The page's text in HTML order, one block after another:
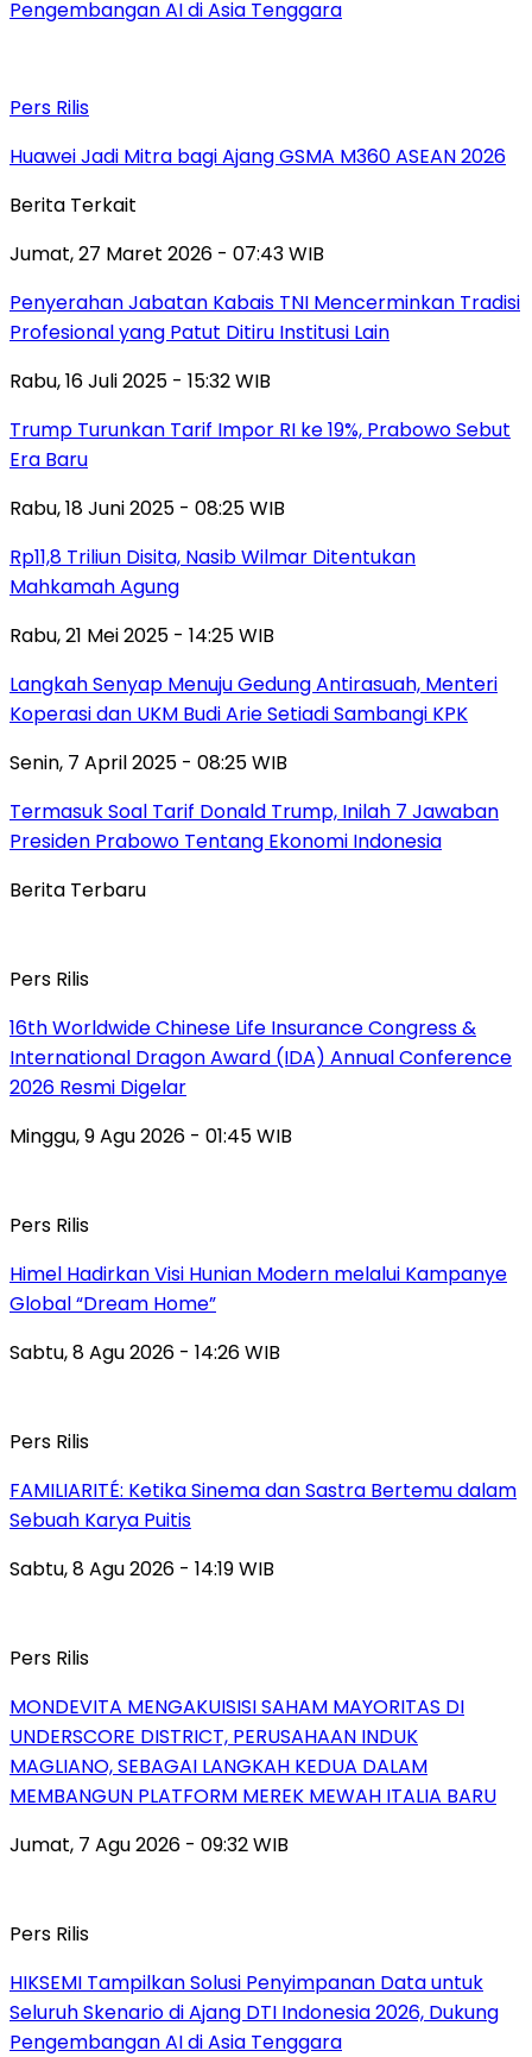
Pengembangan AI di Asia Tenggara
Pers Rilis
Huawei Jadi Mitra bagi Ajang GSMA M360 ASEAN 2026
Berita Terkait
Jumat, 27 Maret 2026 - 07:43 WIB
Penyerahan Jabatan Kabais TNI Mencerminkan Tradisi
Profesional yang Patut Ditiru Institusi Lain
Rabu, 16 Juli 2025 - 15:32 WIB
Trump Turunkan Tarif Impor RI ke 19%, Prabowo Sebut
Era Baru
Rabu, 18 Juni 2025 - 08:25 WIB
Rp11,8 Triliun Disita, Nasib Wilmar Ditentukan
Mahkamah Agung
Rabu, 21 Mei 2025 - 14:25 WIB
Langkah Senyap Menuju Gedung Antirasuah, Menteri
Koperasi dan UKM Budi Arie Setiadi Sambangi KPK
Senin, 7 April 2025 - 08:25 WIB
Termasuk Soal Tarif Donald Trump, Inilah 7 Jawaban
Presiden Prabowo Tentang Ekonomi Indonesia
Berita Terbaru
Pers Rilis
16th Worldwide Chinese Life Insurance Congress &
International Dragon Award (IDA) Annual Conference
2026 Resmi Digelar
Minggu, 9 Agu 2026 - 01:45 WIB
Pers Rilis
Himel Hadirkan Visi Hunian Modern melalui Kampanye
Global “Dream Home”
Sabtu, 8 Agu 2026 - 14:26 WIB
Pers Rilis
FAMILIARITÉ: Ketika Sinema dan Sastra Bertemu dalam
Sebuah Karya Puitis
Sabtu, 8 Agu 2026 - 14:19 WIB
Pers Rilis
MONDEVITA MENGAKUISISI SAHAM MAYORITAS DI
UNDERSCORE DISTRICT, PERUSAHAAN INDUK
MAGLIANO, SEBAGAI LANGKAH KEDUA DALAM
MEMBANGUN PLATFORM MEREK MEWAH ITALIA BARU
Jumat, 7 Agu 2026 - 09:32 WIB
Pers Rilis
HIKSEMI Tampilkan Solusi Penyimpanan Data untuk
Seluruh Skenario di Ajang DTI Indonesia 2026, Dukung
Pengembangan AI di Asia Tenggara